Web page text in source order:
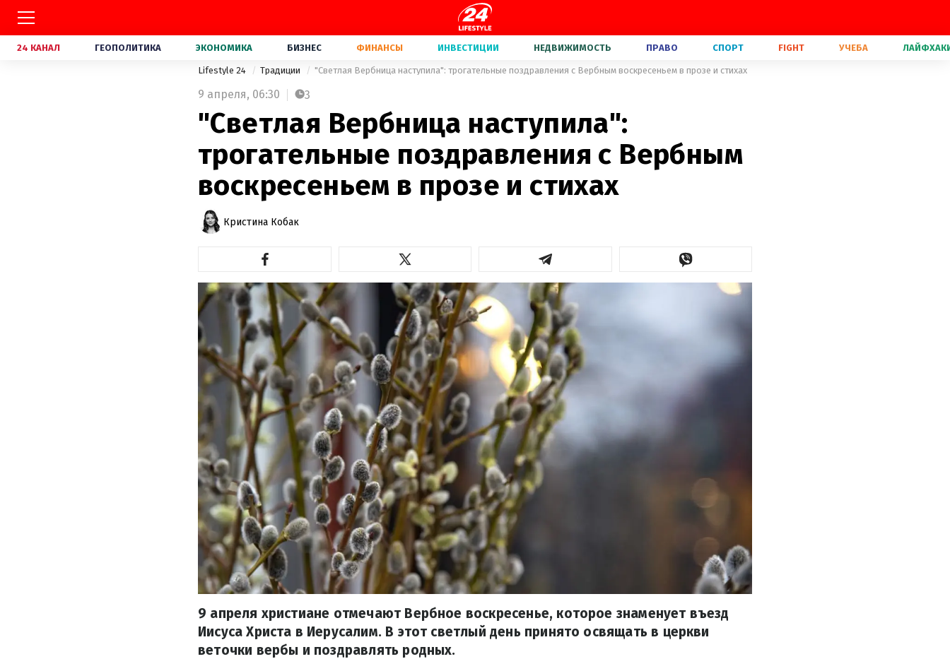
24 КАНАЛ ГЕОПОЛИТИКА ЭКОНОМИКА БИЗНЕС ФИНАНСЫ ИНВЕСТИЦИИ НЕДВИЖИМОСТЬ ПРАВО СПОРТ FIGHT УЧЕБА
Lifestyle 24 Традиции "Светлая Вербница наступила": трогательные поздравления с Вербным воскресеньем в прозе и стихах
9 апреля, 06:30 3
"Светлая Вербница наступила":
трогательные поздравления с Вербным
воскресеньем в прозе и стихах
Кристина Кобак
9 апреля христиане отмечают Вербное воскресенье, которое знаменует въезд
Иисуса Христа в Иерусалим. В этот светлый день принято освящать в церкви
веточки вербы и поздравлять родных.